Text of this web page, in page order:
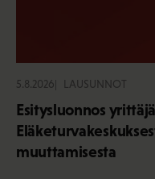
5.8.2026 LAUSUNNOT
Esitysluonnos
muuttamisesta